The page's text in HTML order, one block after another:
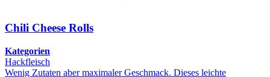
Chili Cheese Rolls
Kategorien
Hackfleisch
Wenig Zutaten aber maximaler Geschmack. Dieses leichte